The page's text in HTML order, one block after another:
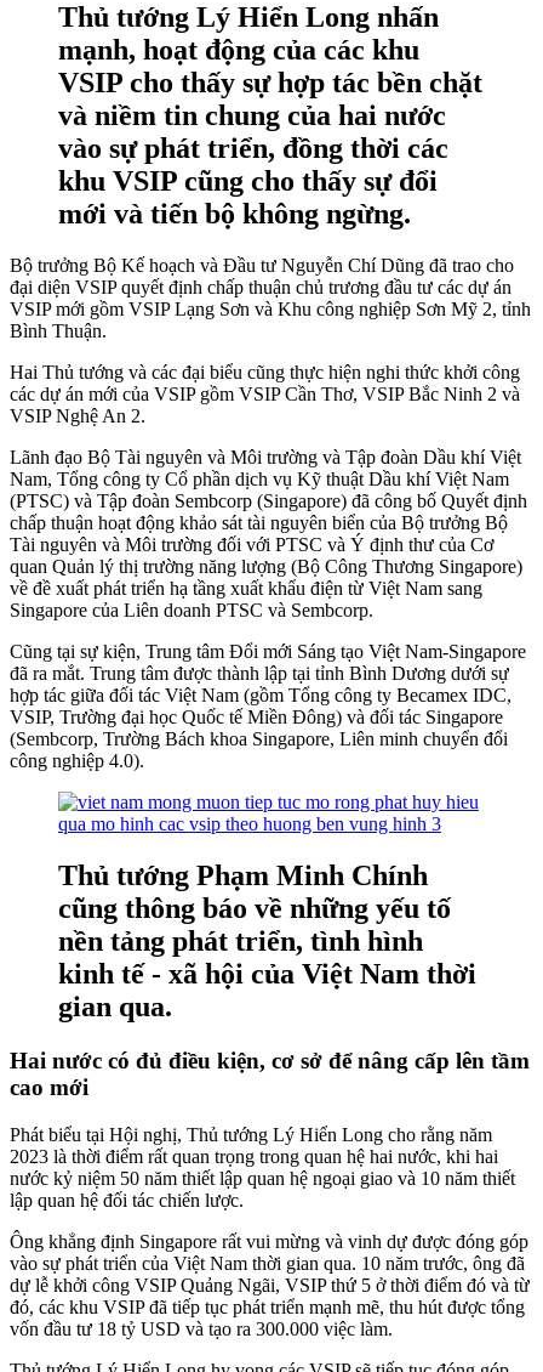
Thủ tướng Lý Hiển Long nhấn
mạnh, hoạt động của các khu
VSIP cho thấy sự hợp tác bền chặt
và niềm tin chung của hai nước
vào sự phát triển, đồng thời các
khu VSIP cũng cho thấy sự đổi
mới và tiến bộ không ngừng.
Bộ trưởng Bộ Kế hoạch và Đầu tư Nguyễn Chí Dũng đã trao cho
đại diện VSIP quyết định chấp thuận chủ trương đầu tư các dự án
VSIP mới gồm VSIP Lạng Sơn và Khu công nghiệp Sơn Mỹ 2, tỉnh
Bình Thuận.
Hai Thủ tướng và các đại biểu cũng thực hiện nghi thức khởi công
các dự án mới của VSIP gồm VSIP Cần Thơ, VSIP Bắc Ninh 2 và
VSIP Nghệ An 2.
Lãnh đạo Bộ Tài nguyên và Môi trường và Tập đoàn Dầu khí Việt
Nam, Tổng công ty Cổ phần dịch vụ Kỹ thuật Dầu khí Việt Nam
(PTSC) và Tập đoàn Sembcorp (Singapore) đã công bố Quyết định
chấp thuận hoạt động khảo sát tài nguyên biển của Bộ trưởng Bộ
Tài nguyên và Môi trường đối với PTSC và Ý định thư của Cơ
quan Quản lý thị trường năng lượng (Bộ Công Thương Singapore)
về đề xuất phát triển hạ tầng xuất khẩu điện từ Việt Nam sang
Singapore của Liên doanh PTSC và Sembcorp.
Cũng tại sự kiện, Trung tâm Đổi mới Sáng tạo Việt Nam-Singapore
đã ra mắt. Trung tâm được thành lập tại tỉnh Bình Dương dưới sự
hợp tác giữa đối tác Việt Nam (gồm Tổng công ty Becamex IDC,
VSIP, Trường đại học Quốc tế Miền Đông) và đối tác Singapore
(Sembcorp, Trường Bách khoa Singapore, Liên minh chuyển đổi
công nghiệp 4.0).
Thủ tướng Phạm Minh Chính
cũng thông báo về những yếu tố
nền tảng phát triển, tình hình
kinh tế - xã hội của Việt Nam thời
gian qua.
Hai nước có đủ điều kiện, cơ sở để nâng cấp lên tầm
cao mới
Phát biểu tại Hội nghị, Thủ tướng Lý Hiển Long cho rằng năm
2023 là thời điểm rất quan trọng trong quan hệ hai nước, khi hai
nước kỷ niệm 50 năm thiết lập quan hệ ngoại giao và 10 năm thiết
lập quan hệ đối tác chiến lược.
Ông khẳng định Singapore rất vui mừng và vinh dự được đóng góp
vào sự phát triển của Việt Nam thời gian qua. 10 năm trước, ông đã
dự lễ khởi công VSIP Quảng Ngãi, VSIP thứ 5 ở thời điểm đó và từ
đó, các khu VSIP đã tiếp tục phát triển mạnh mẽ, thu hút được tổng
vốn đầu tư 18 tỷ USD và tạo ra 300.000 việc làm.